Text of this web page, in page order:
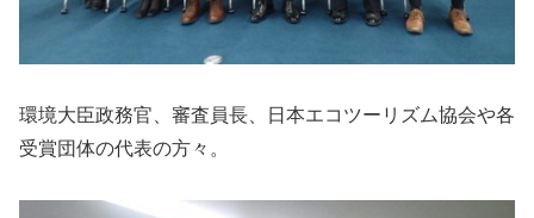
環境大臣政務官、審査員長、日本エコツーリズム協会や各
受賞団体の代表の方々。